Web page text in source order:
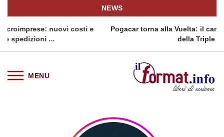
NEWS
costi e
Pogacar torna alla Vuelta: il campione sloveno
della Triple Crown